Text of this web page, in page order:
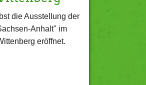
die Ausstellung der
Anhalt" im
eröffnet.